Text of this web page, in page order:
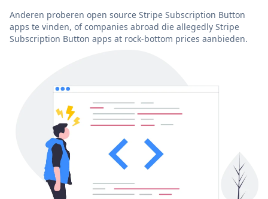
Anderen proberen open source Stripe Subscription Button
apps te vinden, of companies abroad die allegedly Stripe
Subscription Button apps at rock-bottom prices aanbieden.